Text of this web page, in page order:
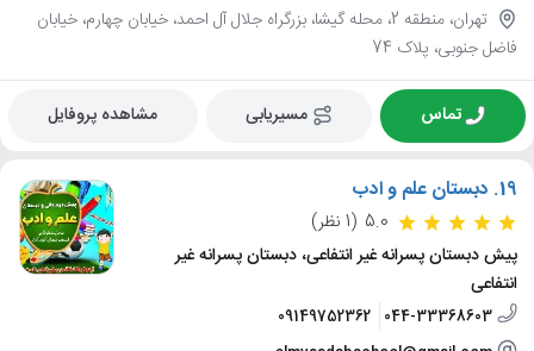
تهران، منطقه 2، محله گیشا، بزرگراه جلال آل احمد، خیابان چهارم، خیابان
فاضل جنوبی، پلاک 74
تماس مسیریابی مشاهده پروفایل
19. دبستان علم و ادب
5.0 (1 نظر)
پیش دبستان پسرانه غیر انتفاعی، دبستان پسرانه غیر
انتفاعی
044-33368603
09149752362